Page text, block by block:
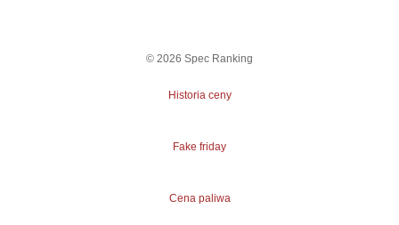
© 2026 Spec Ranking
Historia ceny
Fake friday
Cena paliwa